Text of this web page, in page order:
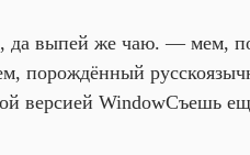
да выпей же чаю. — мем,
порождённый
версией WindowСъешь